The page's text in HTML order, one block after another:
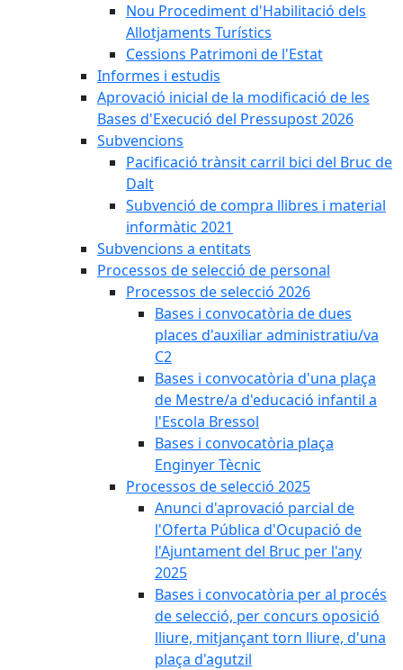
Nou Procediment d'Habilitació dels
Allotjaments Turístics
Cessions Patrimoni de l'Estat
Informes i estudis
Aprovació inicial de la modificació de les
Bases d'Execució del Pressupost 2026
Subvencions
Pacificació trànsit carril bici del Bruc de
Dalt
Subvenció de compra llibres i material
informàtic 2021
Subvencions a entitats
Processos de selecció de personal
Processos de selecció 2026
Bases i convocatòria de dues
places d'auxiliar administratiu/va
C2
Bases i convocatòria d'una plaça
de Mestre/a d'educació infantil a
l'Escola Bressol
Bases i convocatòria plaça
Enginyer Tècnic
Processos de selecció 2025
Anunci d'aprovació parcial de
l'Oferta Pública d'Ocupació de
l'Ajuntament del Bruc per l'any
2025
Bases i convocatòria per al procés
de selecció, per concurs oposició
lliure, mitjançant torn lliure, d'una
plaça d'agutzil